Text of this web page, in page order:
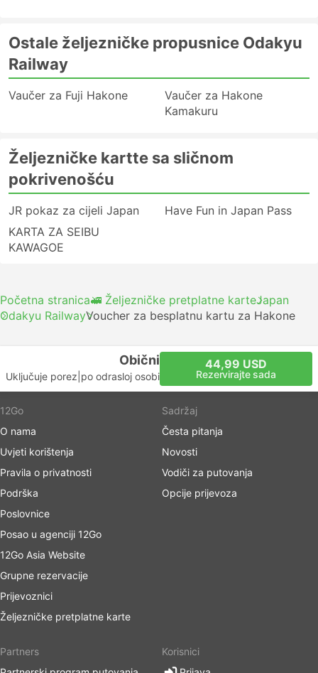
Ostale željezničke propusnice Odakyu
Railway
Vaučer za Fuji Hakone
Vaučer za Hakone
Kamakuru
Željezničke kartte sa sličnom
pokrivenošću
JR pokaz za cijeli Japan
KARTA ZA SEIBU
KAWAGOE
Have Fun in Japan Pass
Početna stranica🚅 Željezničke pretplatne karteJapan
Odakyu RailwayVoucher za besplatnu kartu za Hakone
Obični
Uključuje porez po odrasloj osobi
44,99 USD
Rezervirajte sada
12Go
O nama
Uvjeti korištenja
Pravila o privatnosti
Podrška
Poslovnice
Posao u agenciji 12Go
12Go Asia Website
Grupne rezervacije
Prijevoznici
Željezničke pretplatne karte
Sadržaj
Česta pitanja
Novosti
Vodiči za putovanja
Opcije prijevoza
Partners
Korisnici